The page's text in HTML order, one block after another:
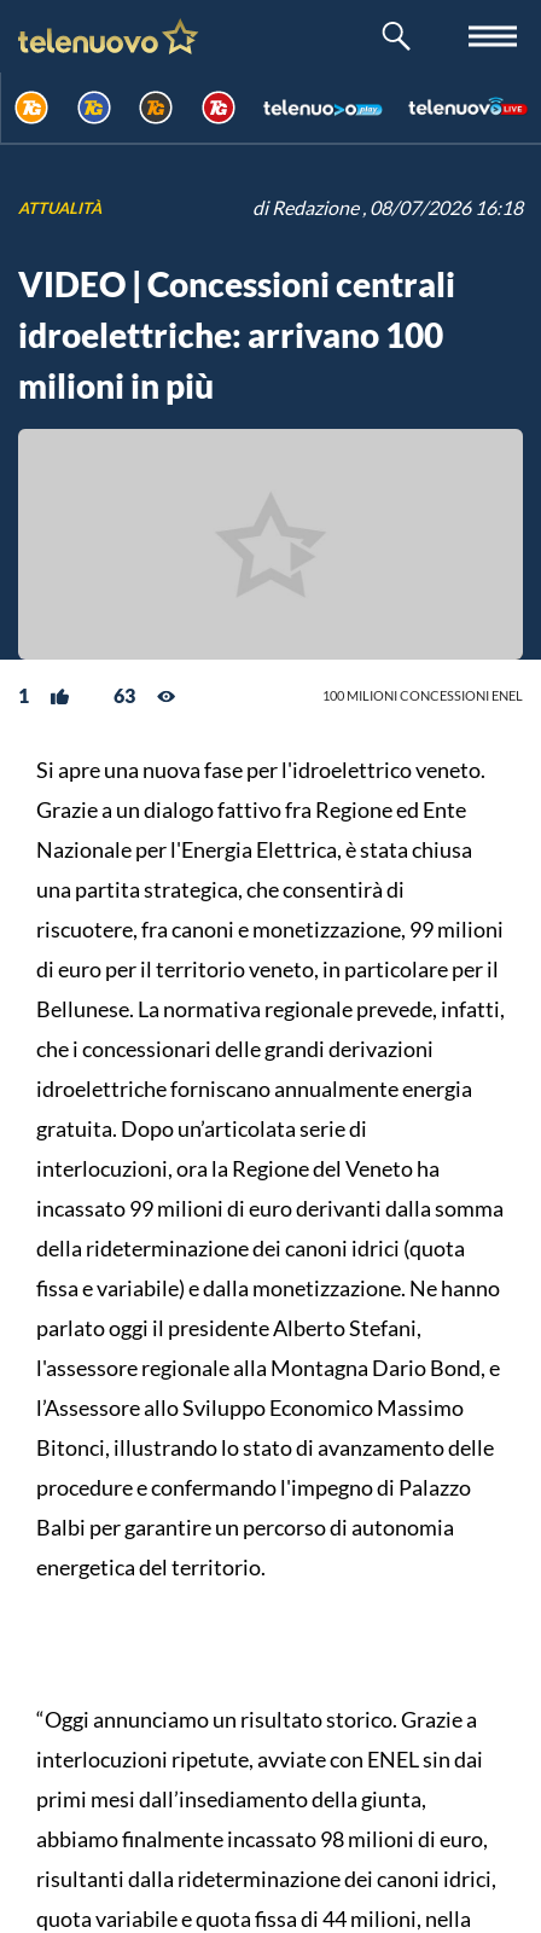
ATTUALITÀ diRedazione, 08/07/2026 16:18
VIDEO | Concessioni centrali
idroelettriche: arrivano 100
milioni in più
1 63 100 MILIONI CONCESSIONI ENEL
Si apre una nuova fase per l'idroelettrico veneto.
Grazie a un dialogo fattivo fra Regione ed Ente
Nazionale per l'Energia Elettrica, è stata chiusa
una partita strategica, che consentirà di
riscuotere, fra canoni e monetizzazione, 99 milioni
di euro per il territorio veneto, in particolare per il
Bellunese. La normativa regionale prevede, infatti,
che i concessionari delle grandi derivazioni
idroelettriche forniscano annualmente energia
gratuita. Dopo un’articolata serie di
interlocuzioni, ora la Regione del Veneto ha
incassato 99 milioni di euro derivanti dalla somma
della rideterminazione dei canoni idrici (quota
fissa e variabile) e dalla monetizzazione. Ne hanno
parlato oggi il presidente Alberto Stefani,
l'assessore regionale alla Montagna Dario Bond, e
l’Assessore allo Sviluppo Economico Massimo
Bitonci, illustrando lo stato di avanzamento delle
procedure e confermando l'impegno di Palazzo
Balbi per garantire un percorso di autonomia
energetica del territorio.
“Oggi annunciamo un risultato storico. Grazie a
interlocuzioni ripetute, avviate con ENEL sin dai
primi mesi dall’insediamento della giunta,
abbiamo finalmente incassato 98 milioni di euro,
risultanti dalla rideterminazione dei canoni idrici,
quota variabile e quota fissa di 44 milioni, nella